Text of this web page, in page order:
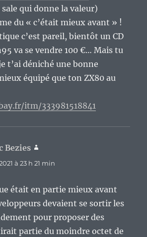
qui donne la valeur)
du « c’était mieux avant » !
c’est pareil, bientôt un CD
va se vendre 100 €… Mais tu
t’ai déniché une bonne
équipé que ton ZX80 au
itm/333981518841
Bezies
à 23 h 21 min
était en partie mieux avant
devaient se sortir les
pour proposer des
partie du moindre octet de